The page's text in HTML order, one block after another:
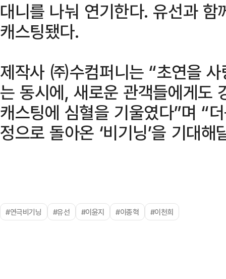
대니를 나눠 연기한다. 유선과
캐스팅됐다.
제작사 ㈜수컴퍼니는 “초연을
는 동시에, 새로운 관객들에게도
캐스팅에 심혈을 기울였다”며 “
정으로 돌아온 ‘비기닝’을 기대해
#연극비기닝 #유선 #이윤지 #이종혁 #이천희